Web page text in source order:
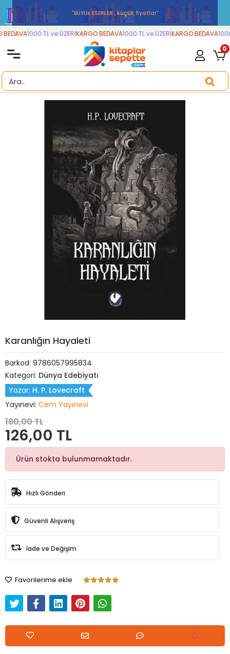
''BÜYÜK ESERLER , küçük fiyatlar''
1000 TL ve ÜZERİKARGO BEDAVA1000 TL ve ÜZERİKARGO BEDAVA1000
0
Karanlığın Hayaleti
Barkod: 9786057995834
Kategori: Dünya Edebiyatı
Yazar: H. P. Lovecraft
Yayınevi: Cem Yayınevi
180,00 TL
126,00 TL
Ürün stokta bulunmamaktadır.
Hızlı Gönderi
Güvenli Alışveriş
İade ve Değişim
Favorilerime ekle